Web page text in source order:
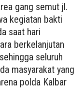
gang semut jl.
kegiatan bakti
saat hari
berkelanjutan
seluruh
masyarakat yang
polda Kalbar